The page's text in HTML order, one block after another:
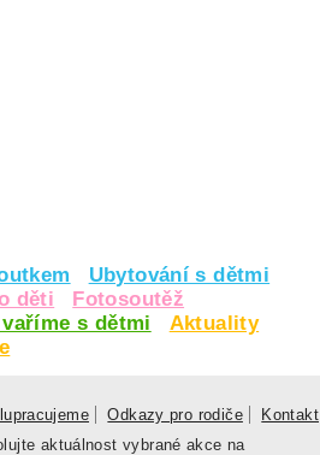
Ubytování s dětmi
děti
Fotosoutěž
s dětmi
Aktuality
Odkazy pro rodiče Kontakt
aktuálnost vybrané akce na